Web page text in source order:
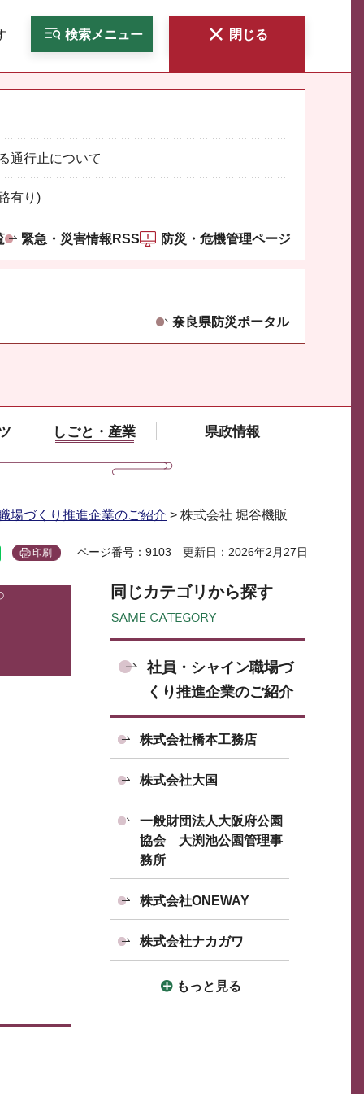
検索メニュー 閉じる
通行止について
有り)
緊急・災害情報RSS 防災・危機管理ページ
奈良県防災ポータル
しごと・産業 県政情報
場づくり推進企業のご紹介 > 株式会社 堀谷機販
印刷 ページ番号：9103 更新日：2026年2月27日
同じカテゴリから探す
社員・シャイン職場づ
くり推進企業のご紹介
株式会社橋本工務店
株式会社大国
一般財団法人大阪府公園
協会 大渕池公園管理事
務所
株式会社ONEWAY
株式会社ナカガワ
もっと見る